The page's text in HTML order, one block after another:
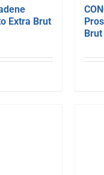
Extra Brut